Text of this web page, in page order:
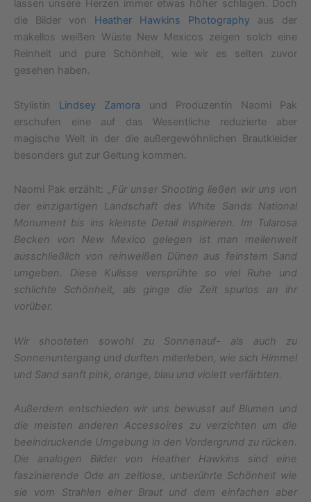
lassen unsere Herzen immer etwas höher schlagen. Doch
die Bilder von Heather Hawkins Photography aus der
makellos weißen Wüste New Mexicos zeigen solch eine
Reinheit und pure Schönheit, wie wir es selten zuvor
gesehen haben.
Stylistin Lindsey Zamora und Produzentin Naomi Pak
erschufen eine auf das Wesentliche reduzierte aber
magische Welt in der die außergewöhnlichen Brautkleider
besonders gut zur Geltung kommen.
Naomi Pak erzählt: „Für unser Shooting ließen wir uns von
der einzigartigen Landschaft des White Sands National
Monument bis ins kleinste Detail inspirieren. Im Tularosa
Becken von New Mexico gelegen ist man meilenweit
ausschließlich von reinweißen Dünen aus feinstem Sand
umgeben. Diese Kulisse versprühte so viel Ruhe und
schlichte Schönheit, als ginge die Zeit spurlos an ihr
vorüber.
Wir shooteten sowohl zu Sonnenauf- als auch zu
Sonnenuntergang und durften miterleben, wie sich Himmel
und Sand sanft pink, orange, blau und violett verfärbten.
Außerdem entschieden wir uns bewusst auf Blumen und
die meisten anderen Accessoires zu verzichten um die
beeindruckende Umgebung in den Vordergrund zu rücken.
Die analogen Bilder von Heather Hawkins sind eine
faszinierende Ode an zeitlose, unberührte Schönheit wie
sie vom Strahlen einer Braut und dem einfachen aber